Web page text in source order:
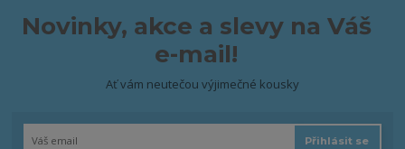
Novinky, akce a slevy na Váš
e-mail!
Ať vám neutečou výjimečné kousky
Přihlásit se